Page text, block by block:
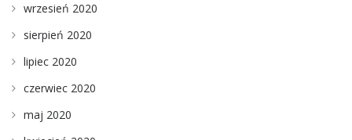
wrzesień 2020
sierpień 2020
lipiec 2020
czerwiec 2020
maj 2020